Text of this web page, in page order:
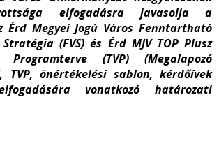
elfogadásra javasolja a
Érd Megyei Jogú Város Fenntartható
(FVS) és Érd MJV TOP Plusz
Programterve (TVP) (Megalapozó
TVP, önértékelési sablon, kérdőívek
vonatkozó határozati